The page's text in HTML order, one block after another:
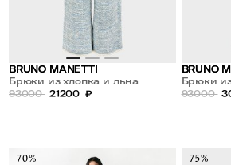
BRUNO MANETTI
Брюки из хлопка и льна
93000 21200 ₽
BRUNO
Брюки
93000
-70% -75%